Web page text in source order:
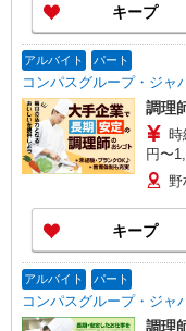
キープ
アルバイト パート
コンパスグループ・ジ
調理
時給
円〜
合、野
キープ
アルバイト パート
コンパスグループ・ジ
調理